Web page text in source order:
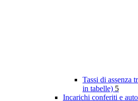
Tassi di assenza
in tabelle) 5
Incarichi conferiti e